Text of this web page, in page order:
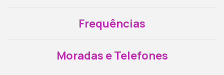
Frequências
Moradas e Telefones